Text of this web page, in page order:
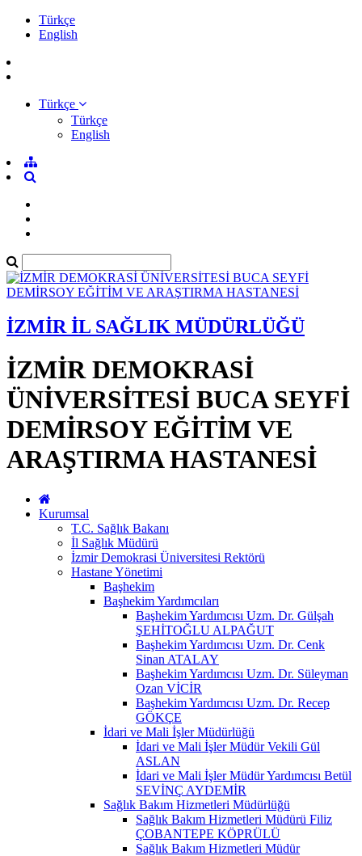
Türkçe
English
Türkçe
Türkçe
English
İZMİR İL SAĞLIK MÜDÜRLÜĞÜ
İZMİR DEMOKRASİ
ÜNİVERSİTESİ BUCA SEYFİ
DEMİRSOY EĞİTİM VE
ARAŞTIRMA HASTANESİ
Kurumsal
T.C. Sağlık Bakanı
İl Sağlık Müdürü
İzmir Demokrasi Üniversitesi Rektörü
Hastane Yönetimi
Başhekim
Başhekim Yardımcıları
Başhekim Yardımcısı Uzm. Dr. Gülşah
ŞEHİTOĞLU ALPAĞUT
Başhekim Yardımcısı Uzm. Dr. Cenk
Sinan ATALAY
Başhekim Yardımcısı Uzm. Dr. Süleyman
Ozan VİCİR
Başhekim Yardımcısı Uzm. Dr. Recep
GÖKÇE
İdari ve Mali İşler Müdürlüğü
İdari ve Mali İşler Müdür Vekili Gül
ASLAN
İdari ve Mali İşler Müdür Yardımcısı Betül
SEVİNÇ AYDEMİR
Sağlık Bakım Hizmetleri Müdürlüğü
Sağlık Bakım Hizmetleri Müdürü Filiz
ÇOBANTEPE KÖPRÜLÜ
Sağlık Bakım Hizmetleri Müdür